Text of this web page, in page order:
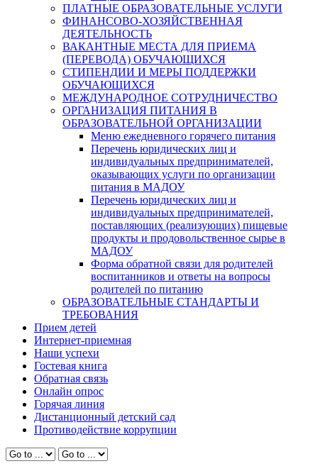
ПЛАТНЫЕ ОБРАЗОВАТЕЛЬНЫЕ УСЛУГИ
ФИНАНСОВО-ХОЗЯЙСТВЕННАЯ
ДЕЯТЕЛЬНОСТЬ
ВАКАНТНЫЕ МЕСТА ДЛЯ ПРИЕМА
(ПЕРЕВОДА) ОБУЧАЮЩИХСЯ
СТИПЕНДИИ И МЕРЫ ПОДДЕРЖКИ
ОБУЧАЮЩИХСЯ
МЕЖДУНАРОДНОЕ СОТРУДНИЧЕСТВО
ОРГАНИЗАЦИЯ ПИТАНИЯ В
ОБРАЗОВАТЕЛЬНОЙ ОРГАНИЗАЦИИ
Меню ежедневного горячего питания
Перечень юридических лиц и
индивидуальных предпринимателей,
оказывающих услуги по организации
питания в МАДОУ
Перечень юридических лиц и
индивидуальных предпринимателей,
поставляющих (реализующих) пищевые
продукты и продовольственное сырье в
МАДОУ
Форма обратной связи для родителей
воспитанников и ответы на вопросы
родителей по питанию
ОБРАЗОВАТЕЛЬНЫЕ СТАНДАРТЫ И
ТРЕБОВАНИЯ
Прием детей
Интернет-приемная
Наши успехи
Гостевая книга
Обратная связь
Онлайн опрос
Горячая линия
Дистанционный детский сад
Противодействие коррупции